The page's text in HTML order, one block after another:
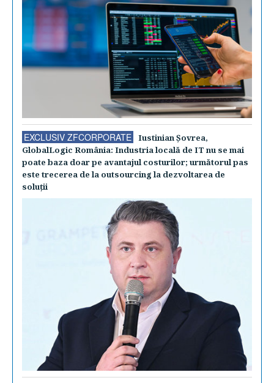
EXCLUSIV ZFCORPORATE
Iustinian Şovrea,
GlobalLogic România: Industria locală de IT nu se mai
poate baza doar pe avantajul costurilor; următorul pas
este trecerea de la outsourcing la dezvoltarea de
soluţii